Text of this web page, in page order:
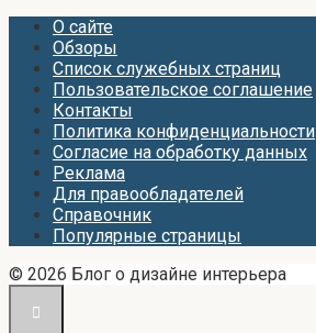
О сайте
Обзоры
Список служебных страниц
Пользовательское соглашение
Контакты
Политика конфиденциальности
Согласие на обработку данных
Реклама
Для правообладателей
Справочник
Популярные страницы
© 2026 Блог о дизайне интерьера